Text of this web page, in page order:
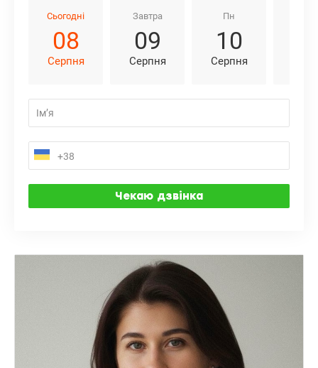
Сьогодні
08
Серпня
Завтра
09
Серпня
Пн
10
Серпня